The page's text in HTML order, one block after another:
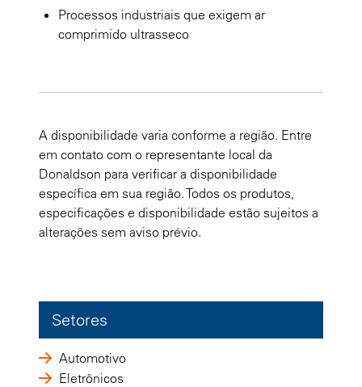
Processos industriais que exigem ar
comprimido ultrasseco
A disponibilidade varia conforme a região. Entre
em contato com o representante local da
Donaldson para verificar a disponibilidade
específica em sua região. Todos os produtos,
especificações e disponibilidade estão sujeitos a
alterações sem aviso prévio.
Setores
Automotivo
Eletrônicos